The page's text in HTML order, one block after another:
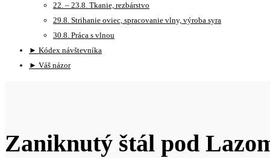
22. – 23.8. Tkanie, rezbárstvo
29.8. Strihanie oviec, spracovanie vlny, výroba syra
30.8. Práca s vlnou
► Kódex návštevníka
► Váš názor
Zaniknutý štál pod